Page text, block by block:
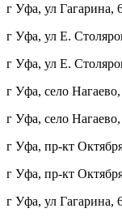
г Уфа, ул Гагарина,
г Уфа, ул Е.
г Уфа, ул Е.
г Уфа, село
г Уфа, село
г Уфа, пр-кт
г Уфа, пр-кт
г Уфа, ул Гагарина,